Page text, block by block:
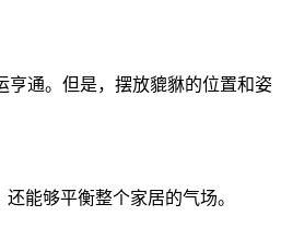
亨通。但是，摆放貔貅的位置和姿
能够平衡整个家居的气场。